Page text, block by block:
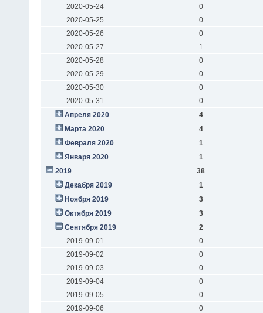
2020-05-24
0
2020-05-25
0
2020-05-26
0
2020-05-27
1
2020-05-28
0
2020-05-29
0
2020-05-30
0
2020-05-31
0
Апреля 2020
4
Марта 2020
4
Февраля 2020
1
Января 2020
1
2019
38
Декабря 2019
1
Ноября 2019
3
Октября 2019
3
Сентября 2019
2
2019-09-01
0
2019-09-02
0
2019-09-03
0
2019-09-04
0
2019-09-05
0
2019-09-06
0